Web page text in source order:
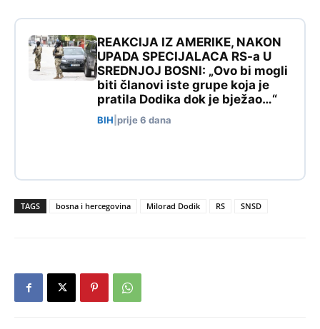
REAKCIJA IZ AMERIKE, NAKON
UPADA SPECIJALACA RS-a U
SREDNJOJ BOSNI: „Ovo bi mogli
biti članovi iste grupe koja je
pratila Dodika dok je bježao…“
BIH prije 6 dana
TAGS bosna i hercegovina Milorad Dodik RS SNSD